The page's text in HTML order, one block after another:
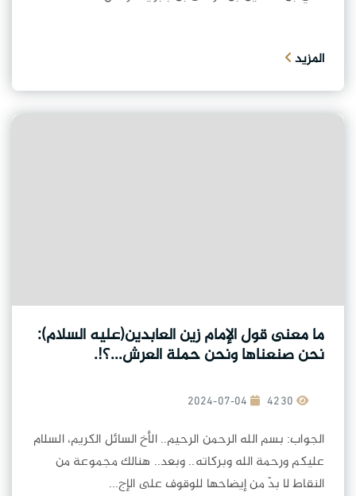
المزيد
ما معنى قول الإمام زين العابدين(عليه السلام):
نحن صنعناها ونحن حملة العرش...؟!.
2024-07-04
الجواب: بسم الله الرحمن الرحيم.. الأخ السائل الكريم، السلام
عليكم ورحمة الله وبركاته.. وبعد.. هنالك مجموعة من
النقاط لا بدّ من إيضاحها للوقوف على الإج...